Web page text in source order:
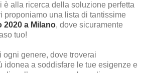
è alla ricerca della soluzione perfetta
proponiamo una lista di tantissime
2020 a Milano, dove sicuramente
tuo!
ogni genere, dove troverai
idonea a soddisfare le tue esigenze e